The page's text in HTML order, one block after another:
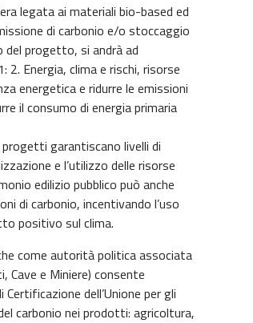
legata ai materiali bio-based ed
di carbonio e/o stoccaggio
del progetto, si andrà ad
2. Energia, clima e rischi, risorse
energetica e ridurre le emissioni
il consumo di energia primaria
garantiscano livelli di
e l’utilizzo delle risorse
edilizio pubblico può anche
di carbonio, incentivando l’uso
positivo sul clima.
come autorità politica associata
e Miniere) consente
dell’Unione per gli
carbonio nei prodotti: agricoltura,